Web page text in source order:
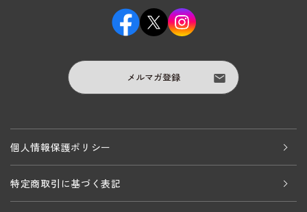
メルマガ登録
個人情報保護ポリシー
特定商取引に基づく表記